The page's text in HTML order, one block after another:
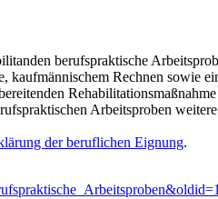
berufspraktische
Rechnen
Arbeitsproben
der beruflichen Eignung.